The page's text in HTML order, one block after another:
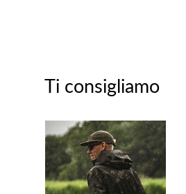
Ti consigliamo